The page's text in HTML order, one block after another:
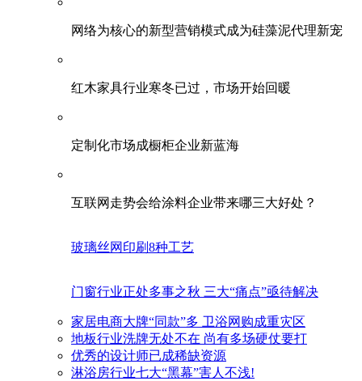
网络为核心的新型营销模式成为硅藻泥代理新宠
红木家具行业寒冬已过，市场开始回暖
定制化市场成橱柜企业新蓝海
互联网走势会给涂料企业带来哪三大好处？
玻璃丝网印刷8种工艺
门窗行业正处多事之秋 三大“痛点”亟待解决
家居电商大牌“同款”多 卫浴网购成重灾区
地板行业洗牌无处不在 尚有多场硬仗要打
优秀的设计师已成稀缺资源
淋浴房行业七大“黑幕”害人不浅!